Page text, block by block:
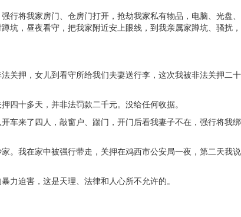
将我家房门、仓房门打开，抢劫我家私有物品，电脑、光盘、
，昼夜看守，把我家附近安上眼线，到我亲属家蹲坑、骚扰，
关押，女儿到看守所给我们夫妻送行李，这次我被非法关押二十
十多天，并非法罚款二千元。没给任何收据。
车来了四人，敲窗户、踹门，开门后看我妻子不在，强行将我绑
。我在家中被强行带走，关押在鸡西市公安局一夜，第二天我说
力迫害，这是天理、法律和人心所不允许的。